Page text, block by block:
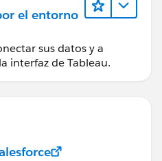
el entorno
sus datos y a
interfaz de Tableau.